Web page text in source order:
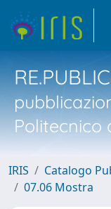
Politecnico
IRIS Catalogo
07.06 Mostra